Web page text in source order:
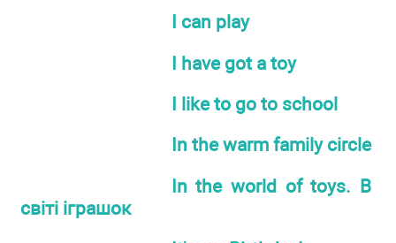
I can play
I have got a toy
I like to go to school
In the warm family circle
In the world of toys. В
світі іграшок